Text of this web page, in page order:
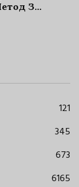
З
121
345
673
6165